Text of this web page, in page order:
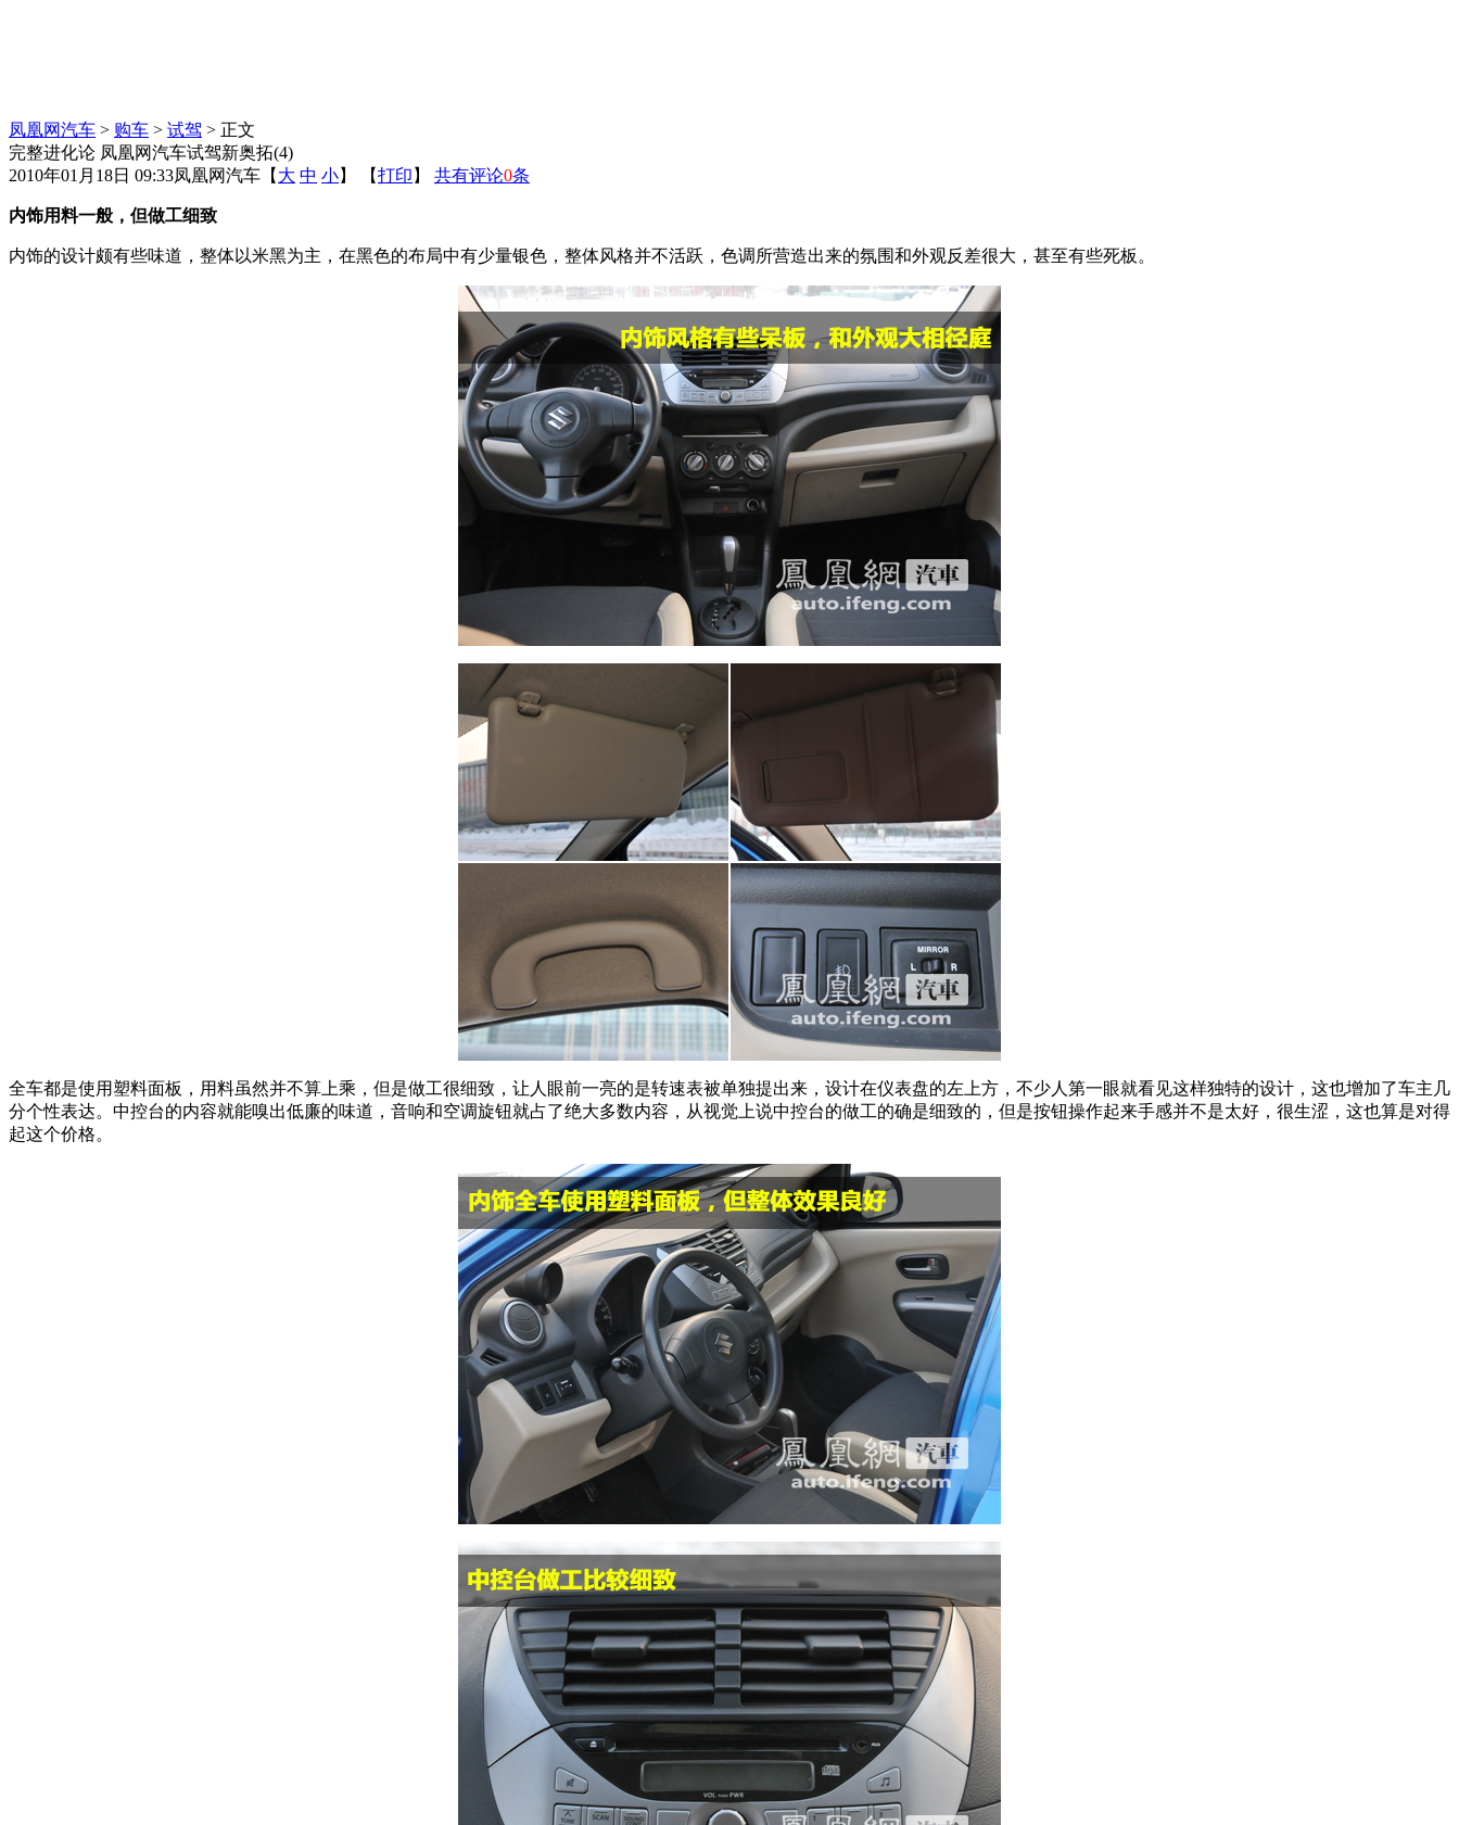
凤凰网汽车 > 购车 > 试驾 > 正文
完整进化论 凤凰网汽车试驾新奥拓(4)
2010年01月18日 09:33凤凰网汽车 【 大 中 小】 【打印 】 共有评论0条
内饰用料一般，但做工细致
内饰的设计颇有些味道，整体以米黑为主，在黑色的布局中有少量银色，整体风格并不活跃，色调所营造出来的氛围和外观反差很大，甚至有些死板。
全车都是使用塑料面板，用料虽然并不算上乘，但是做工很细致，让人眼前一亮的是转速表被单独提出来，设计在仪表盘的左上方，不少人第一眼就看见这样独特的设计，这也增加了车主几
分个性表达。中控台的内容就能嗅出低廉的味道，音响和空调旋钮就占了绝大多数内容，从视觉上说中控台的做工的确是细致的，但是按钮操作起来手感并不是太好，很生涩，这也算是对得
起这个价格。